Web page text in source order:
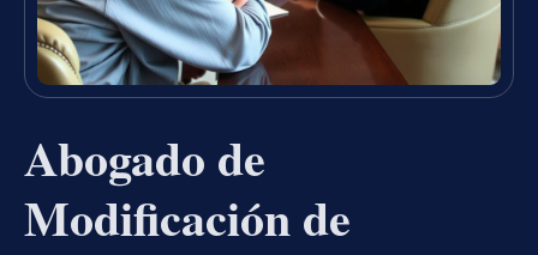
Abogado de
Modificación de